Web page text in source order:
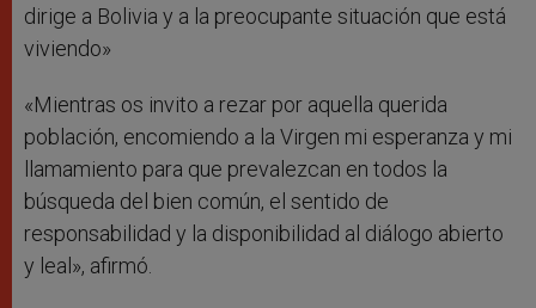
dirige a Bolivia y a la preocupante situación que está
viviendo»
«Mientras os invito a rezar por aquella querida
población, encomiendo a la Virgen mi esperanza y mi
llamamiento para que prevalezcan en todos la
búsqueda del bien común, el sentido de
responsabilidad y la disponibilidad al diálogo abierto
y leal», afirmó.